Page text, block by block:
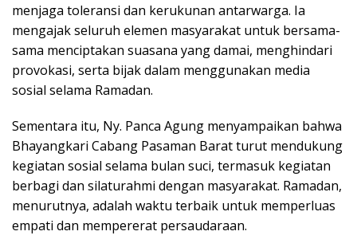
menjaga toleransi dan kerukunan antarwarga. Ia
mengajak seluruh elemen masyarakat untuk bersama-
sama menciptakan suasana yang damai, menghindari
provokasi, serta bijak dalam menggunakan media
sosial selama Ramadan.
Sementara itu, Ny. Panca Agung menyampaikan bahwa
Bhayangkari Cabang Pasaman Barat turut mendukung
kegiatan sosial selama bulan suci, termasuk kegiatan
berbagi dan silaturahmi dengan masyarakat. Ramadan,
menurutnya, adalah waktu terbaik untuk memperluas
empati dan mempererat persaudaraan.